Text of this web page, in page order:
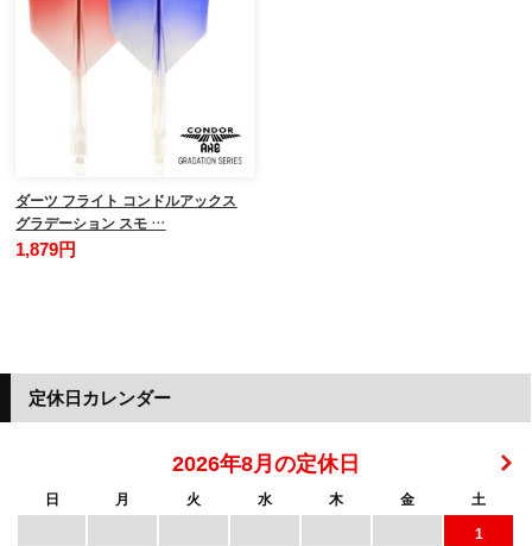
ダーツ フライト コンドルアックス
グラデーション スモ …
1,879円
定休日カレンダー
2026年8月の定休日
日 月 火 水 木 金
土
1